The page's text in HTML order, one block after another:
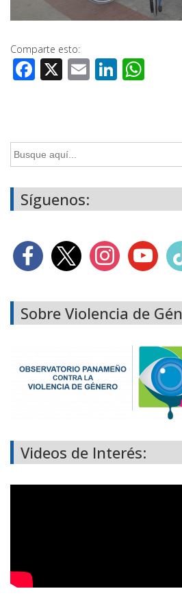
Comparte esto:
Facebook
X Email
Buscar:
Síguenos:
Sobre Violencia de
Videos de Interés: